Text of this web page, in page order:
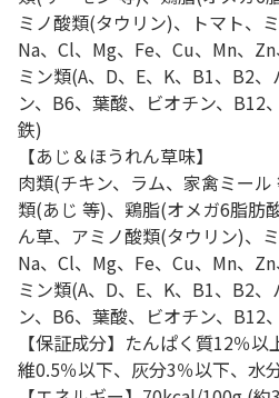
ミノ酸類(タウリン)、トマト、
Na、Cl、Mg、Fe、Cu、Mn、
ミン類(A、D、E、K、B1、B2
ン、B6、葉酸、ビオチン、B12
鉄)
【あじ＆ほうれん草味】
肉類(チキン、ラム、家禽ミー
類(あじ 等)、鶏脂(オメガ6脂肪
ん草、アミノ酸類(タウリン)、
Na、Cl、Mg、Fe、Cu、Mn、
ミン類(A、D、E、K、B1、B2
ン、B6、葉酸、ビオチン、B12
【保証成分】たんぱく質12％
維0.5％以下、灰分3％以下、水